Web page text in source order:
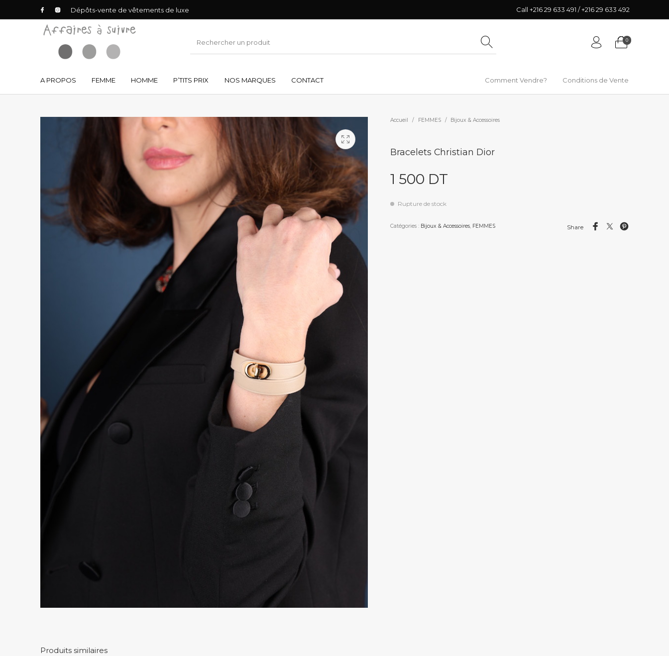
Dépôts-vente de vêtements de luxe Call +216 29 633 491 / +216 29 633 492
0
A PROPOS FEMME HOMME P’TITS PRIX NOS MARQUES CONTACT Comment Vendre? Conditions de Vente
Accueil / FEMMES / Bijoux & Accessoires
Bracelets Christian Dior
1 500 DT
Rupture de stock
Share
Catégories : Bijoux & Accessoires, FEMMES
Produits similaires